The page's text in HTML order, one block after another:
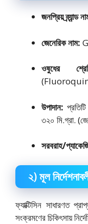
জনপ্রিয় ব্র্যান্ড
জেনেরিক নাম:
ওষুধের
উপাদান:
৩২০ মি.গ্রা.
সরবরাহ/
২) মূল
ফ্যাক্টিসিন সাধারণত
সংক্রমণের চিকিৎসায়